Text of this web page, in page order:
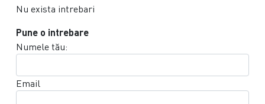
Nu exista intrebari
Pune o intrebare
Numele tău:
Email